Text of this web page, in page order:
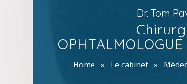
Dr. Tom
Home » Le cabinet»